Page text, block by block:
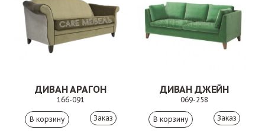
ДИВАН АРАГОН
166-091
Заказ
ДИВАН ДЖЕЙН
069-258
Заказ